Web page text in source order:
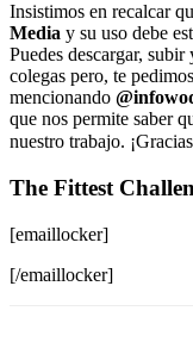
Insistimos en recalcar
Media y su uso debe
Puedes descargar,
colegas pero, te
mencionando
que nos permite saber
nuestro trabajo.
The Fittest
[emaillocker]
[/emaillocker]